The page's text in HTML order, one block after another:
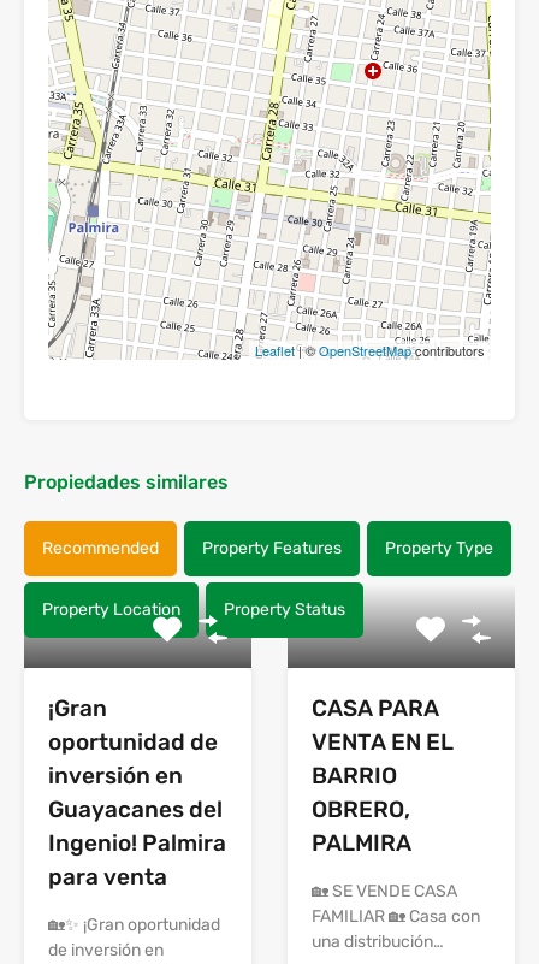
Leaflet| ©OpenStreetMapcontributors
Propiedades similares
Recommended Property Features Property Type
Property Location Property Status
¡Gran
oportunidad de
inversión en
Guayacanes del
Ingenio! Palmira
para venta
🏡✨ ¡Gran oportunidad
de inversión en
CASA PARA
VENTA EN EL
BARRIO
OBRERO,
PALMIRA
🏡 SE VENDE CASA
FAMILIAR 🏡 Casa con
una distribución…